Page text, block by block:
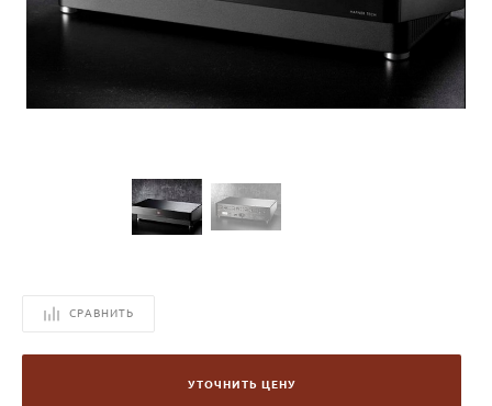
СРАВНИТЬ
УТОЧНИТЬ ЦЕНУ